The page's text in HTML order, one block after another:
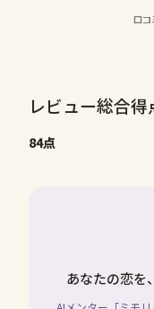
レビュー総合得
84点
あなたの恋を